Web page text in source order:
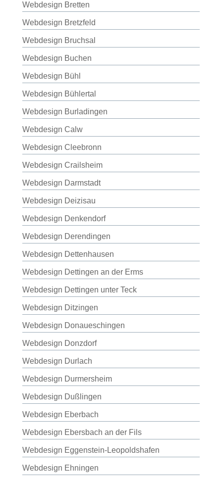
Webdesign Bretten
Webdesign Bretzfeld
Webdesign Bruchsal
Webdesign Buchen
Webdesign Bühl
Webdesign Bühlertal
Webdesign Burladingen
Webdesign Calw
Webdesign Cleebronn
Webdesign Crailsheim
Webdesign Darmstadt
Webdesign Deizisau
Webdesign Denkendorf
Webdesign Derendingen
Webdesign Dettenhausen
Webdesign Dettingen an der Erms
Webdesign Dettingen unter Teck
Webdesign Ditzingen
Webdesign Donaueschingen
Webdesign Donzdorf
Webdesign Durlach
Webdesign Durmersheim
Webdesign Dußlingen
Webdesign Eberbach
Webdesign Ebersbach an der Fils
Webdesign Eggenstein-Leopoldshafen
Webdesign Ehningen